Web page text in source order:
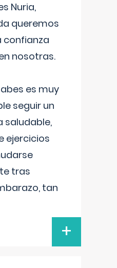
Nuria,
queremos
confianza
nosotras.
es muy
seguir un
saludable,
ejercicios
tras
tan
+